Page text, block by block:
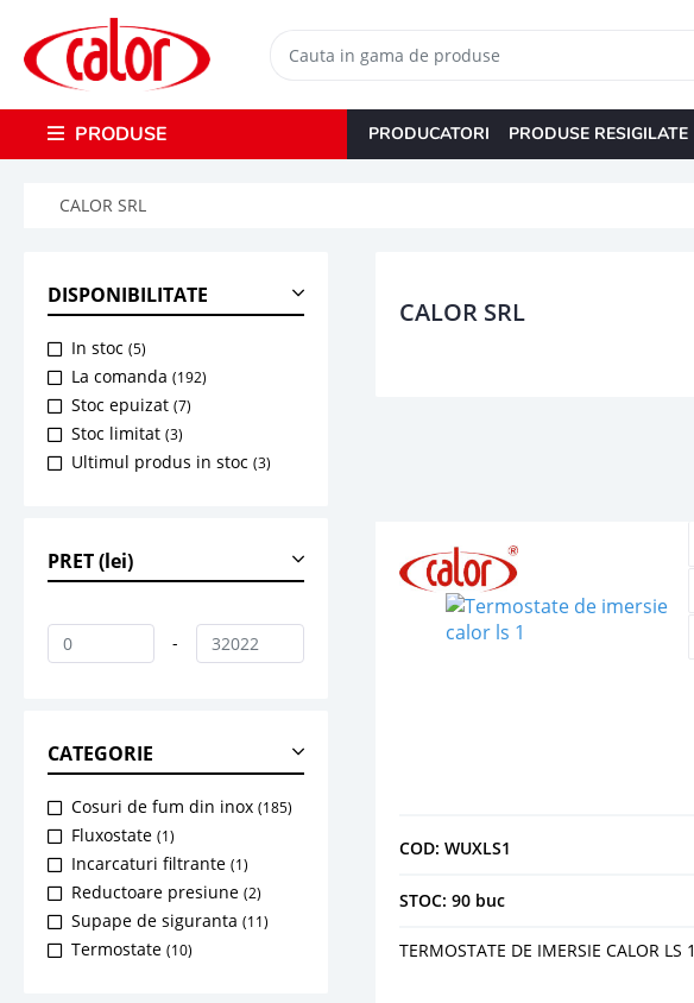
PRODUSE PRODUCATORI PRODUSE RESIGILATE
CALOR SRL
DISPONIBILITATE
In stoc (5)
La comanda (192)
Stoc epuizat (7)
Stoc limitat (3)
Ultimul produs in stoc (3)
PRET (lei)
-
CATEGORIE
Cosuri de fum din inox (185)
Fluxostate (1)
Incarcaturi filtrante (1)
Reductoare presiune (2)
Supape de siguranta (11)
Termostate (10)
CALOR SRL
COD: WUXLS1
STOC: 90 buc
TERMOSTATE DE IMERSIE CALOR LS 1